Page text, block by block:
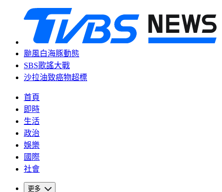
颱風白海豚動態
SBS歌謠大戰
沙拉油致癌物超標
首頁
即時
生活
政治
娛樂
國際
社會
更多